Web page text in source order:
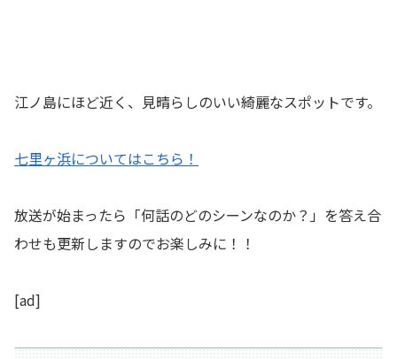
江ノ島にほど近く、見晴らしのいい綺麗なスポットです。
七里ヶ浜についてはこちら！
放送が始まったら「何話のどのシーンなのか？」を答え合
わせも更新しますのでお楽しみに！！
[ad]